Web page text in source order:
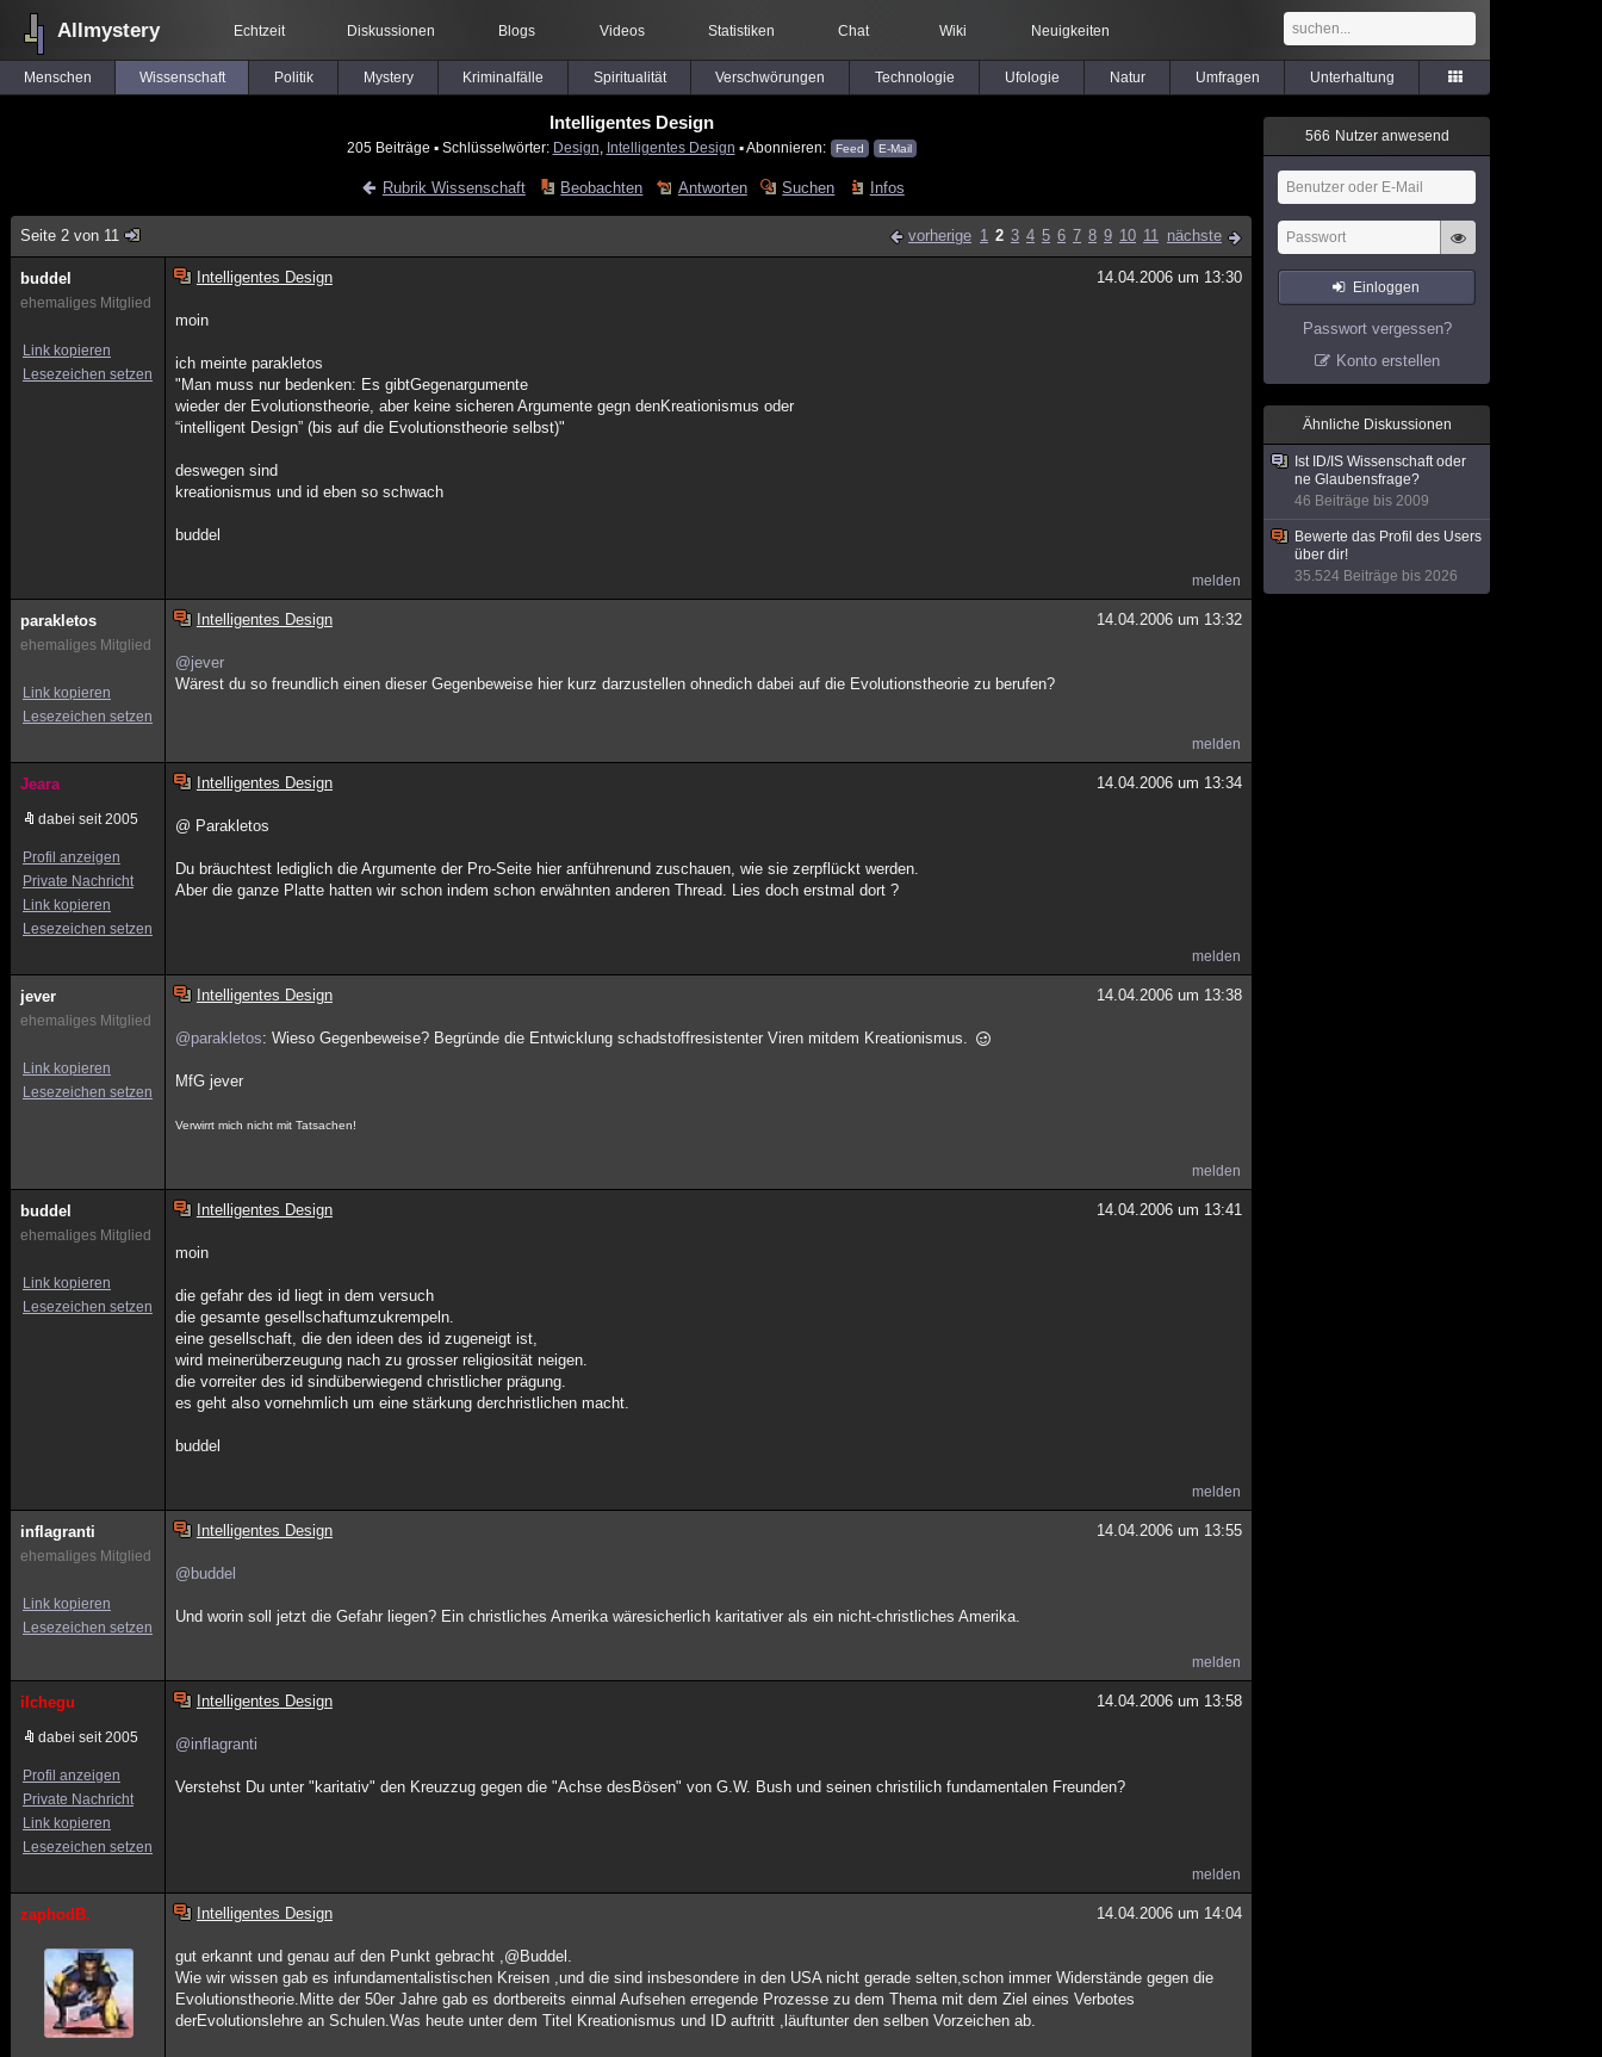
Allmystery Echtzeit Diskussionen Blogs Videos Statistiken Chat Wiki Neuigkeiten
Menschen Wissenschaft Politik Mystery Kriminalfälle Spiritualität Verschwörungen Technologie Ufologie Natur Umfragen Unterhaltung
Intelligentes Design
205 Beiträge ▪ Schlüsselwörter: Design Intelligentes Design ▪ Abonnieren: Feed E-Mail
Rubrik Wissenschaft Beobachten Antworten Suchen Infos
Seite 2 von 11 vorherige 1 2 3 4 5 6 7 8 9 10 11 nächste
buddel
ehemaliges Mitglied
Link kopieren
Lesezeichen setzen
Intelligentes Design 14.04.2006 um 13:30
moin
ich meinte parakletos
"Man muss nur bedenken: Es gibtGegenargumente
wieder der Evolutionstheorie, aber keine sicheren Argumente gegn denKreationismus oder
“intelligent Design” (bis auf die Evolutionstheorie selbst)"
deswegen sind
kreationismus und id eben so schwach
buddel
melden
parakletos
ehemaliges Mitglied
Link kopieren
Lesezeichen setzen
Intelligentes Design 14.04.2006 um 13:32
@jever
Wärest du so freundlich einen dieser Gegenbeweise hier kurz darzustellen ohnedich dabei auf die Evolutionstheorie zu berufen?
melden
Jeara
dabei seit 2005
Profil anzeigen
Private Nachricht
Link kopieren
Lesezeichen setzen
Intelligentes Design 14.04.2006 um 13:34
@ Parakletos
Du bräuchtest lediglich die Argumente der Pro-Seite hier anführenund zuschauen, wie sie zerpflückt werden.
Aber die ganze Platte hatten wir schon indem schon erwähnten anderen Thread. Lies doch erstmal dort ?
melden
jever
ehemaliges Mitglied
Link kopieren
Lesezeichen setzen
Intelligentes Design 14.04.2006 um 13:38
@parakletos: Wieso Gegenbeweise? Begründe die Entwicklung schadstoffresistenter Viren mitdem Kreationismus.
MfG jever
Verwirrt mich nicht mit Tatsachen!
melden
buddel
ehemaliges Mitglied
Link kopieren
Lesezeichen setzen
Intelligentes Design 14.04.2006 um 13:41
moin
die gefahr des id liegt in dem versuch
die gesamte gesellschaftumzukrempeln.
eine gesellschaft, die den ideen des id zugeneigt ist,
wird meinerüberzeugung nach zu grosser religiosität neigen.
die vorreiter des id sindüberwiegend christlicher prägung.
es geht also vornehmlich um eine stärkung derchristlichen macht.
buddel
melden
inflagranti
ehemaliges Mitglied
Link kopieren
Lesezeichen setzen
Intelligentes Design 14.04.2006 um 13:55
@buddel
Und worin soll jetzt die Gefahr liegen? Ein christliches Amerika wäresicherlich karitativer als ein nicht-christliches Amerika.
melden
ilchegu
dabei seit 2005
Profil anzeigen
Private Nachricht
Link kopieren
Lesezeichen setzen
Intelligentes Design 14.04.2006 um 13:58
@inflagranti
Verstehst Du unter "karitativ" den Kreuzzug gegen die "Achse desBösen" von G.W. Bush und seinen christilich fundamentalen Freunden?
melden
zaphodB. Intelligentes Design 14.04.2006 um 14:04
gut erkannt und genau auf den Punkt gebracht ,@Buddel.
Wie wir wissen gab es infundamentalistischen Kreisen ,und die sind insbesondere in den USA nicht gerade selten,schon immer Widerstände gegen die
Evolutionstheorie.Mitte der 50er Jahre gab es dortbereits einmal Aufsehen erregende Prozesse zu dem Thema mit dem Ziel eines Verbotes
derEvolutionslehre an Schulen.Was heute unter dem Titel Kreationismus und ID auftritt ,läuftunter den selben Vorzeichen ab.
566 Nutzer anwesend
Einloggen
Passwort vergessen?
Konto erstellen
Ähnliche Diskussionen
Ist ID/IS Wissenschaft oder
ne Glaubensfrage?
46 Beiträge bis 2009
Bewerte das Profil des Users
über dir!
35.524 Beiträge bis 2026